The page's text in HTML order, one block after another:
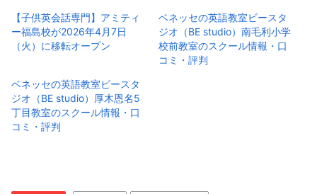
【子供英会話専門】アミティ
ー福島校が2026年4月7日
（火）に移転オープン
ベネッセの英語教室ビースタ
ジオ（BE studio）南毛利小学
校前教室のスクール情報・口
コミ・評判
ベネッセの英語教室ビースタ
ジオ（BE studio）厚木恩名5
丁目教室のスクール情報・口
コミ・評判